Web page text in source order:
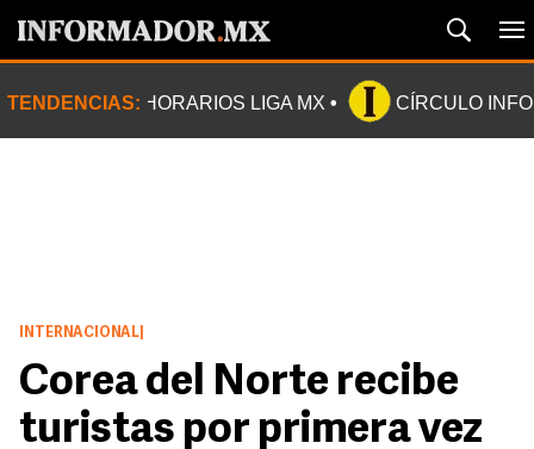
TENDENCIAS: HORARIOS LIGA MX CÍRCULO
INTERNACIONAL
Corea del Norte recibe
turistas por primera vez